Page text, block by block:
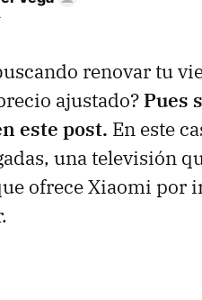
renovar tu
ajustado? Pues
este post. En este
una televisión
ofrece Xiaomi por